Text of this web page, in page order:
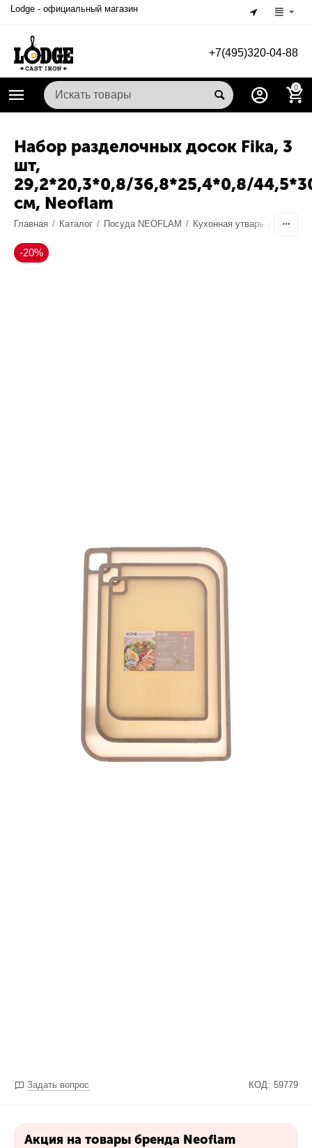
Lodge - официальный магазин
+7(495)320-04-88
0
Набор разделочных досок Fika, 3
шт,
29,2*20,3*0,8/36,8*25,4*0,8/
см, Neoflam
Главная / Каталог / Посуда NEOFLAM / Кухонная утварь
-20%
Задать вопрос КОД: 59779
Акция на товары бренда Neoflam